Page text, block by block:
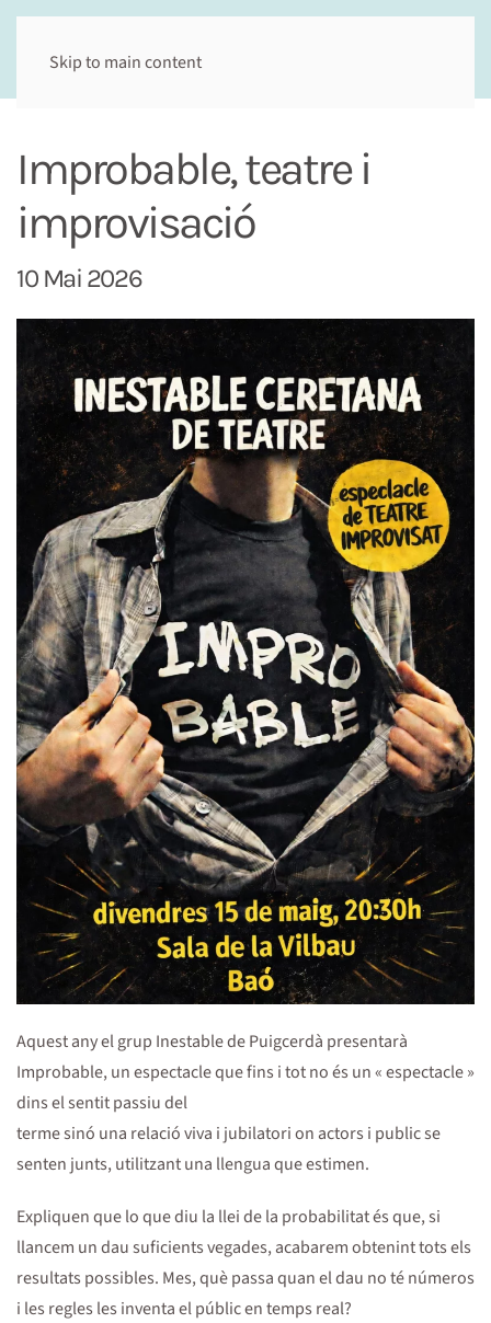
Skip to main content
Improbable, teatre i
improvisació
10 Mai 2026
Aquest any el grup Inestable de Puigcerdà presentarà
Improbable, un espectacle que fins i tot no és un « espectacle »
dins el sentit passiu del
terme sinó una relació viva i jubilatori on actors i public se
senten junts, utilitzant una llengua que estimen.
Expliquen que lo que diu la llei de la probabilitat és que, si
llancem un dau suficients vegades, acabarem obtenint tots els
resultats possibles. Mes, què passa quan el dau no té números
i les regles les inventa el públic en temps real?